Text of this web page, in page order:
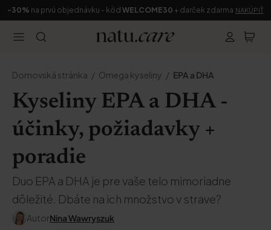
-30% na prvú objednávku - kód WELCOME30 + darček zdarma NAKÚPIŤ
Domovská stránka Omega kyseliny EPA a DHA
Kyseliny EPA a DHA -
účinky, požiadavky +
poradie
Duo EPA a DHA je pre vaše telo mimoriadne
dôležité. Dbáte na ich množstvo v strave?
AutorNina Wawryszuk